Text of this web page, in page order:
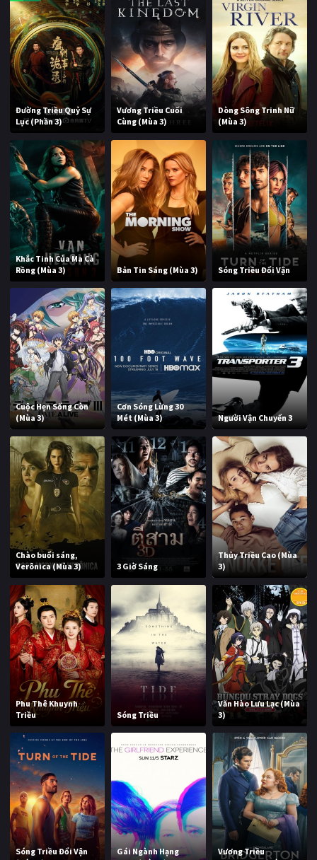
Đường Triều Quỷ Sự
Lục (Phần 3)
Vương Triều Cuối
Cùng (Mùa 3)
Dòng Sông Trinh Nữ
(Mùa 3)
Khắc Tinh Của Ma Cà
Rồng (Mùa 3)
Bản Tin Sáng (Mùa 3) Sóng Triều Đổi Vận
Cuộc Hẹn Sống Còn
(Mùa 3)
Cơn Sóng Lừng 30
Mét (Mùa 3)
Người Vận Chuyển 3
Chào buổi sáng,
Verônica (Mùa 3)
3 Giờ Sáng
Thủy Triều Cao (Mùa
3)
Phu Thê Khuynh
Triều
Sóng Triều
Văn Hào Lưu Lạc (Mùa
3)
Sóng Triều Đổi Vận
Gái Ngành Hạng
Vương Triều